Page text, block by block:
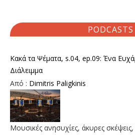
PODCASTS
Κακά τα Ψέματα, s.04, ep.09: Ένα
Διάλειμμα
Από : Dimitris Paligkinis
Μουσικές ανησυχίες, άκυρες σκέψεις,